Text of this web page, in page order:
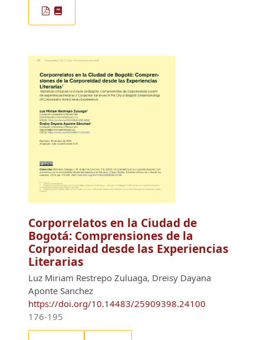
Corporrelatos en la Ciudad de
Bogotá: Comprensiones de la
Corporeidad desde las Experiencias
Literarias
Luz Miriam Restrepo Zuluaga, Dreisy Dayana
Aponte Sanchez
https://doi.org/10.14483/25909398.24100